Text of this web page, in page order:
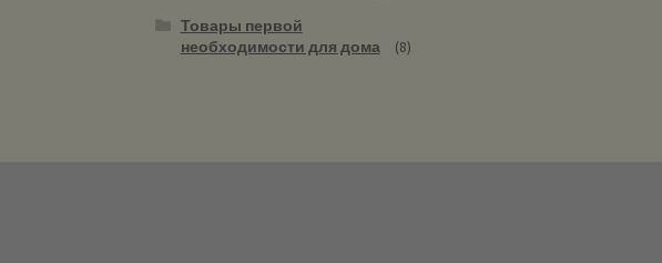
Товары первой
необходимости для дома
(8)